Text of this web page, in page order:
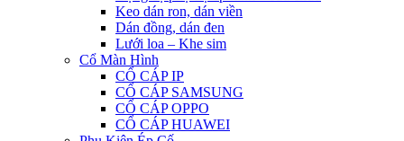
Keo dán ron, dán viền
Dán đồng, dán đen
Lưới loa – Khe sim
Cổ Màn Hình
CỔ CÁP IP
CỔ CÁP SAMSUNG
CỔ CÁP OPPO
CỔ CÁP HUAWEI